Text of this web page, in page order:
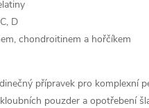
D
chondroitinem a hořčíkem
přípravek pro komplexní
pouzder a opotřebení